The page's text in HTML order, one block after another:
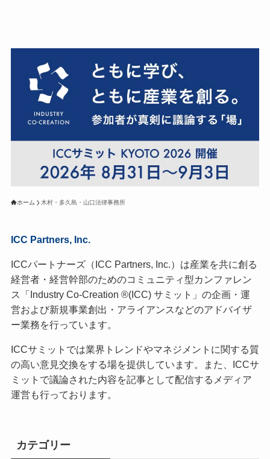
ホーム 木村・多久島・山口法律事務所
ICC Partners, Inc.
ICCパートナーズ（ICC Partners, Inc.）は産業を共に創る
経営者・経営幹部のためのコミュニティ型カンファレン
ス「Industry Co-Creation ®(ICC) サミット」の企画・運
営および新規事業創出・アライアンスなどのアドバイザ
ー業務を行っています。
ICCサミットでは業界トレンドやマネジメントに関する質
の高い意見交換をする場を提供しています。また、ICCサ
ミットで議論された内容を記事として配信するメディア
運営も行っております。
カテゴリー